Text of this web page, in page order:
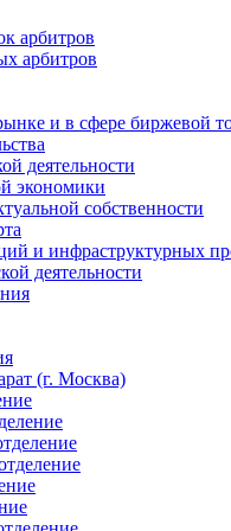
арбитров
арбитров
и в сфере биржевой
деятельности
экономики
собственности
и инфраструктурных
деятельности
(г. Москва)